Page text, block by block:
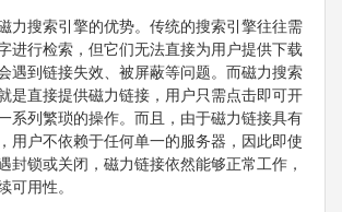
力搜索引擎的优势。传统的搜索引擎往往需
进行检索，但它们无法直接为用户提供下载
遇到链接失效、被屏蔽等问题。而磁力搜索
是直接提供磁力链接，用户只需点击即可开
系列繁琐的操作。而且，由于磁力链接具有
用户不依赖于任何单一的服务器，因此即使
封锁或关闭，磁力链接依然能够正常工作，
可用性。